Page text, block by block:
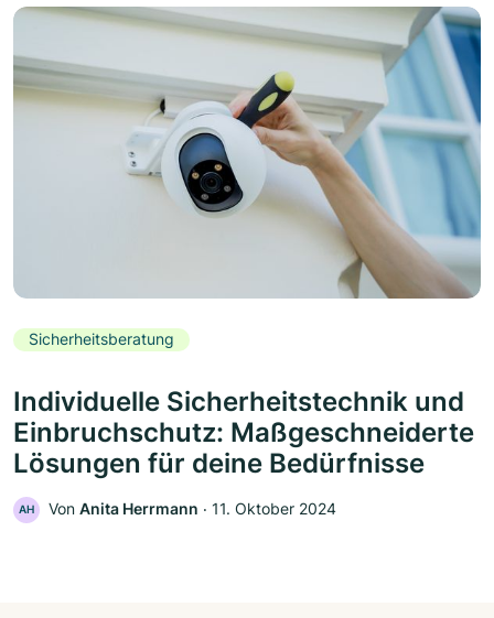
Sicherheitsberatung
Individuelle Sicherheitstechnik und
Einbruchschutz: Maßgeschneiderte
Lösungen für deine Bedürfnisse
AH Von Anita Herrmann ‧ 11. Oktober 2024